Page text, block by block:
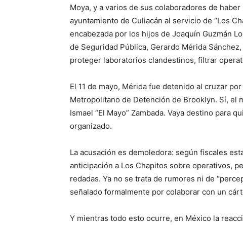
Moya, y a varios de sus colaboradores de
ayuntamiento de Culiacán al servicio de “Los
encabezada por los hijos de Joaquín Guzmán
de Seguridad Pública, Gerardo Mérida
proteger laboratorios clandestinos, filtrar
El 11 de mayo, Mérida fue detenido al cruzar
Metropolitano de Detención de Brooklyn. Sí, el
Ismael “El Mayo” Zambada. Vaya destino para
organizado.
La acusación es demoledora: según fiscales
anticipación a Los Chapitos sobre operativos,
redadas. Ya no se trata de rumores ni de
señalado formalmente por colaborar con un
Y mientras todo esto ocurre, en México la